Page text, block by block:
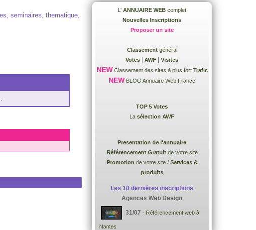
seminaires, thematique,
L' ANNUAIRE WEB complet
Nouvelles Inscriptions
Proposer un site
Classementgénéral
Votes
AWF Visites
NEWClassement des sites à plus fort Trafic
NEW BLOG Annuaire Web France
TOP 5 Votes
La sélection AWF
Presentation de l'annuaire
Référencement Gratuitde votre site
Promotion de votre site / Services &
produits
Les 10 dernières inscriptions
Agences Web Design
31/07 - Référencement web à
Nantes